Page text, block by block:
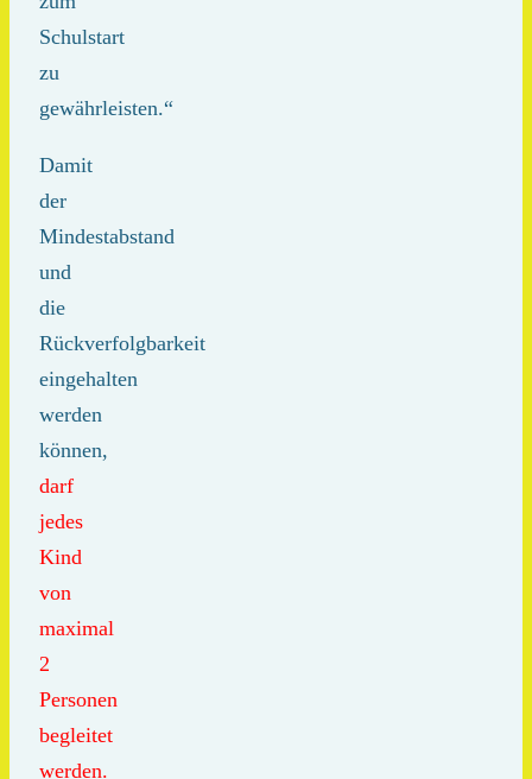
Schulstart
zu
gewährleisten.“
Damit
der
Mindestabstand
und
die
Rückverfolgbarkeit
eingehalten
werden
können,
darf
jedes
Kind
von
maximal
2
Personen
begleitet
werden.